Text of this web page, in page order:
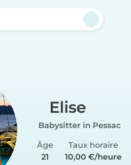
Elise
Babysitter in Pessac
Âge
21
Taux horaire
10,00 €/heure